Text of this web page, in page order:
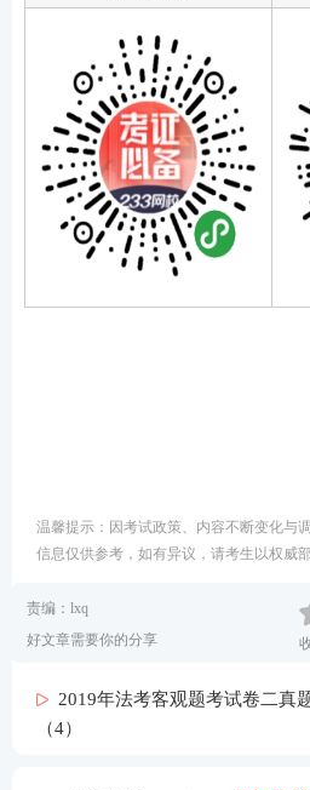
温馨提示：因考试政策、内容不断变化与
信息仅供参考，如有异议，请考生以权威
责编：lxq
好文章需要你的分享
2019年法考客观题考试卷二真
（4）